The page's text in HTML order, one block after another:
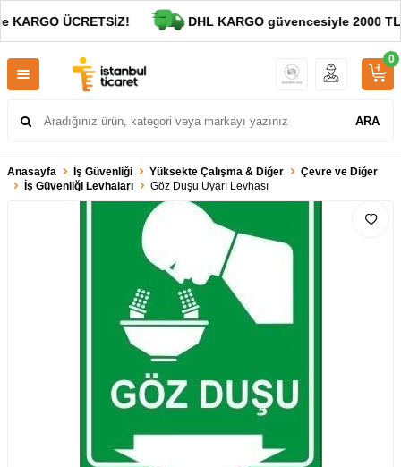
ÜCRETSİZ! DHL KARGO güvencesiyle 2000 TL
ARA
0
Anasayfa İş Güvenliği Yüksekte Çalışma & Diğer
Çevre ve Diğer
İş Güvenliği Levhaları
Göz Duşu Uyarı Levhası